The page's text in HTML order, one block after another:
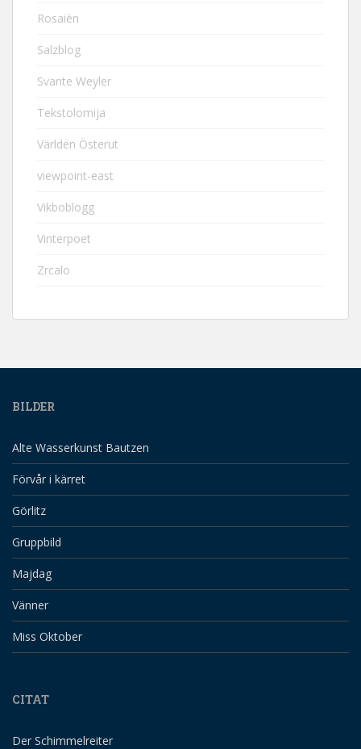
Rosaièn
Salzblog
Svante Weyler
Tekstolomija
Världen Österut
viewpoint-east
Vikboblogg
Vinterpoet
Zrcalo
BILDER
Alte Wasserkunst Bautzen
Förvår i kärret
Görlitz
Gruppbild
Majdag
Vänner
Miss Oktober
CITAT
Der Schimmelreiter